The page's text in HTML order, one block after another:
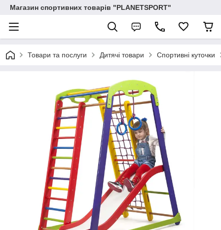
Магазин спортивних товарів "PLANETSPORT"
Товари та послуги Дитячі товари Спортивні куточки